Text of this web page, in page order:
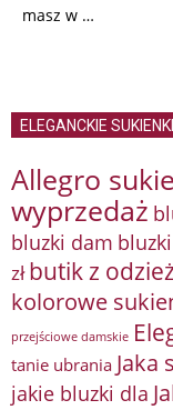
masz w …
ELEGANCKIE
Allegro
wyprzedaż
bluzki dam
zł butik z
kolorowe
przejściowe damskie
tanie ubrania Jaka
jakie bluzki dla